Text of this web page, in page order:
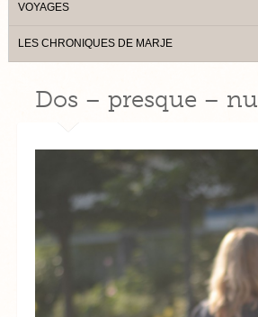
VOYAGES
LES CHRONIQUES DE MARJE
Dos – presque – nu